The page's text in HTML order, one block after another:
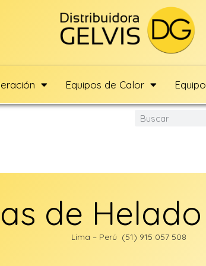
Equipos de Calor
de
Lima – Perú (51) 915 057 508